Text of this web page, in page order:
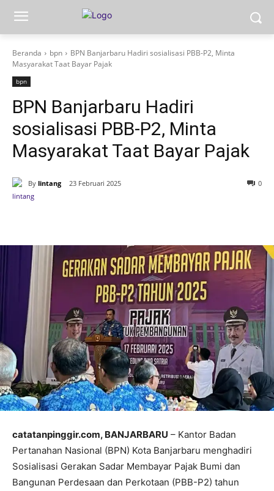
Beranda bpn
BPN Banjarbaru Hadiri sosialisasi PBB-P2, Minta
Masyarakat Taat Bayar Pajak
bpn
BPN Banjarbaru Hadiri
sosialisasi PBB-P2, Minta
Masyarakat Taat Bayar Pajak
By lintang 23 Februari 2025 0
catatanpinggir.com, BANJARBARU – Kantor Badan
Pertanahan Nasional (BPN) Kota Banjarbaru menghadiri
Sosialisasi Gerakan Sadar Membayar Pajak Bumi dan
Bangunan Perdesaan dan Perkotaan (PBB-P2) tahun